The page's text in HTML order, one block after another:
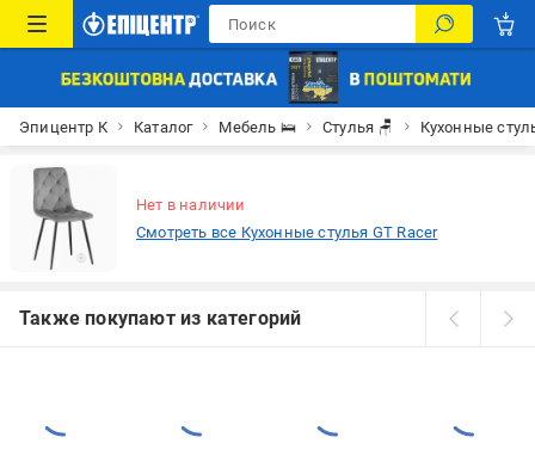
Эпицентр К Каталог Мебель 🛌 Стулья 🪑 Кухонные
Нет в наличии
Смотреть все Кухонные стулья GT Racer
Также покупают из категорий